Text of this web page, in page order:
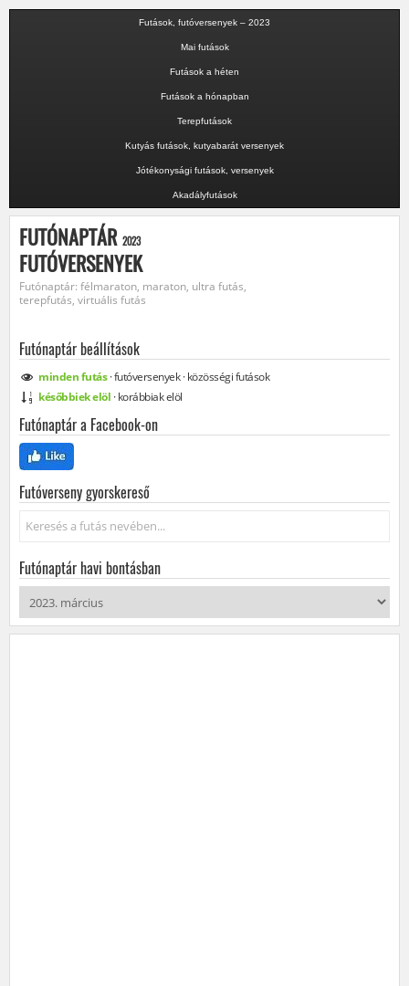
Futások, futóversenyek – 2023
Mai futások
Futások a héten
Futások a hónapban
Terepfutások
Kutyás futások, kutyabarát versenyek
Jótékonysági futások, versenyek
Akadályfutások
FUTÓNAPTÁR 2023
FUTÓVERSENYEK
Futónaptár: félmaraton, maraton, ultra futás,
terepfutás, virtuális futás
Futónaptár beállítások
mindenfutás·futóversenyek·közösségifutások
későbbiek elöl ·korábbiak elöl
Futónaptár a Facebook-on
Futóverseny gyorskereső
Keresés...
Futónaptár havi bontásban